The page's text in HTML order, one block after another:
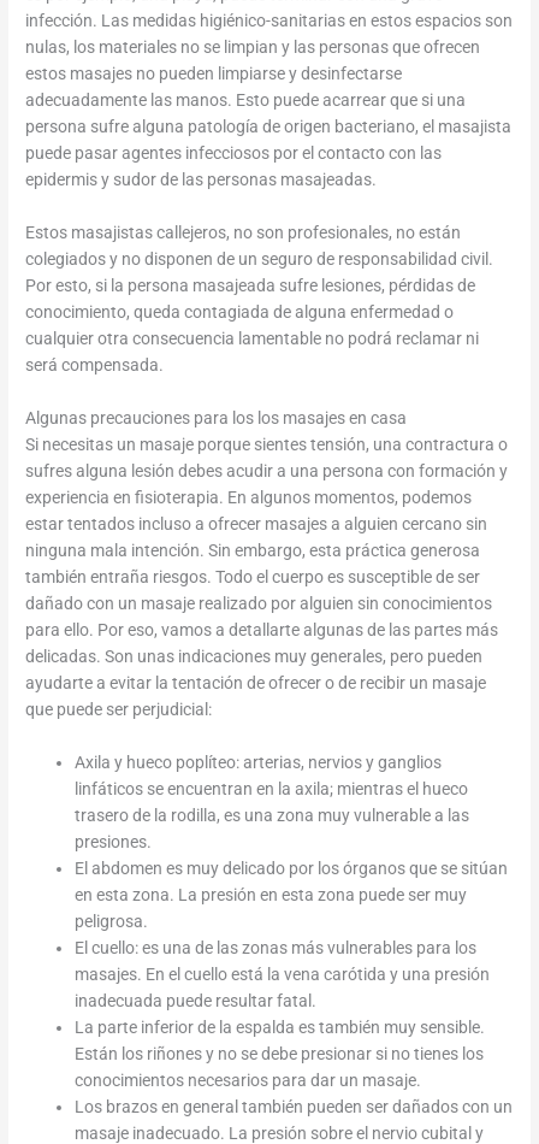
infección. Las medidas higiénico-sanitarias en estos espacios son
nulas, los materiales no se limpian y las personas que ofrecen
estos masajes no pueden limpiarse y desinfectarse
adecuadamente las manos. Esto puede acarrear que si una
persona sufre alguna patología de origen bacteriano, el masajista
puede pasar agentes infecciosos por el contacto con las
epidermis y sudor de las personas masajeadas.
Estos masajistas callejeros, no son profesionales, no están
colegiados y no disponen de un seguro de responsabilidad civil.
Por esto, si la persona masajeada sufre lesiones, pérdidas de
conocimiento, queda contagiada de alguna enfermedad o
cualquier otra consecuencia lamentable no podrá reclamar ni
será compensada.
Algunas precauciones para los los masajes en casa
Si necesitas un masaje porque sientes tensión, una contractura o
sufres alguna lesión debes acudir a una persona con formación y
experiencia en fisioterapia. En algunos momentos, podemos
estar tentados incluso a ofrecer masajes a alguien cercano sin
ninguna mala intención. Sin embargo, esta práctica generosa
también entraña riesgos. Todo el cuerpo es susceptible de ser
dañado con un masaje realizado por alguien sin conocimientos
para ello. Por eso, vamos a detallarte algunas de las partes más
delicadas. Son unas indicaciones muy generales, pero pueden
ayudarte a evitar la tentación de ofrecer o de recibir un masaje
que puede ser perjudicial:
Axila y hueco poplíteo: arterias, nervios y ganglios
linfáticos se encuentran en la axila; mientras el hueco
trasero de la rodilla, es una zona muy vulnerable a las
presiones.
El abdomen es muy delicado por los órganos que se sitúan
en esta zona. La presión en esta zona puede ser muy
peligrosa.
El cuello: es una de las zonas más vulnerables para los
masajes. En el cuello está la vena carótida y una presión
inadecuada puede resultar fatal.
La parte inferior de la espalda es también muy sensible.
Están los riñones y no se debe presionar si no tienes los
conocimientos necesarios para dar un masaje.
Los brazos en general también pueden ser dañados con un
masaje inadecuado. La presión sobre el nervio cubital y